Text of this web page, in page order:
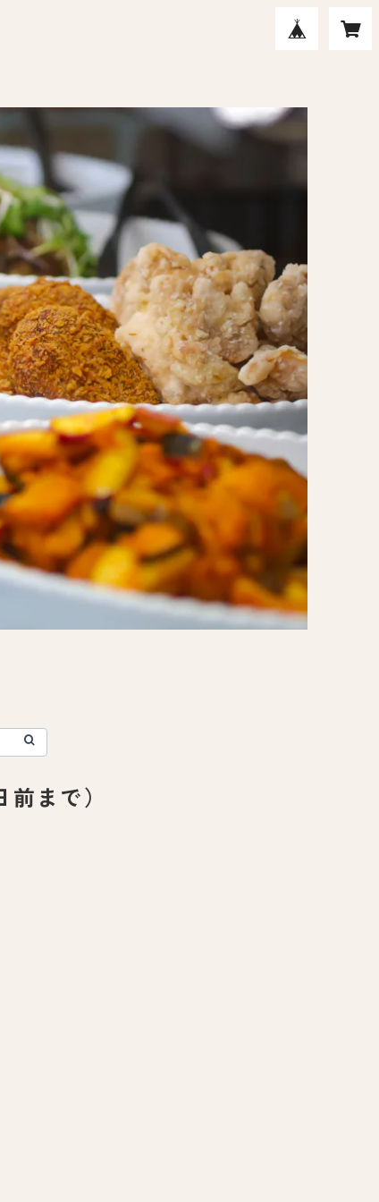
まで）